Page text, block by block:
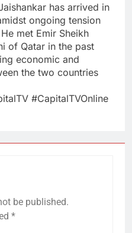
has arrived in
ongoing tension
met Emir Sheikh
of Qatar in the past
economic and
the two countries
#CapitalTVOnline
be published.
*